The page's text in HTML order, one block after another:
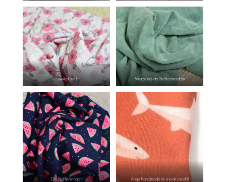
Sew4planet Madeline de Stoffenmadam
De Stoffenstraat Ansje handmade (in sneak peek!)